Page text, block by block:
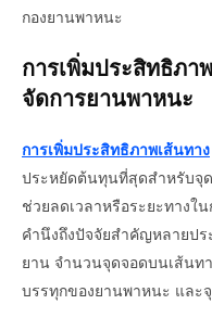
กองยานพาหนะ
การเพิ่มประสิทธิภา
จัดการยานพาหนะ
การเพิ่มประสิทธิภาพเส้นทาง
ประหยัดต้นทุนที่สุดสำหรับจุ
ช่วยลดเวลาหรือระยะทางใ
คำนึงถึงปัจจัยสำคัญหลายป
ยาน จำนวนจุดจอดบนเส้นท
บรรทุกของยานพาหนะ และ